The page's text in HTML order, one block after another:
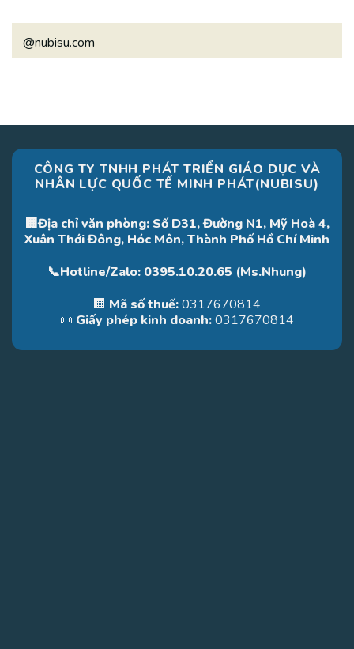
@nubisu.com
CÔNG TY TNHH PHÁT TRIỂN GIÁO DỤC VÀ
NHÂN LỰC QUỐC TẾ MINH PHÁT(NUBISU)
🏢Địa chỉ văn phòng: Số D31, Đường N1, Mỹ Hoà 4,
Xuân Thới Đông, Hóc Môn, Thành Phố Hồ Chí Minh
📞Hotline/Zalo: 0395.10.20.65 (Ms.Nhung)
🏢 Mã số thuế:0317670814
📜 Giấy phép kinh doanh:0317670814